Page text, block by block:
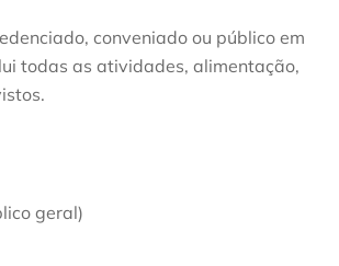
conveniado ou público em
todas as atividades, alimentação,
geral)